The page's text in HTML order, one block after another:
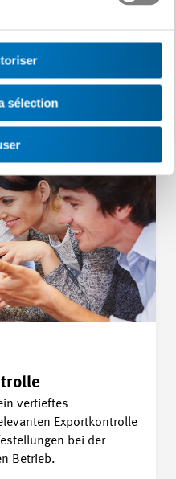
sélection
vertieftes
Exportkontrolle
bei der
Betrieb.